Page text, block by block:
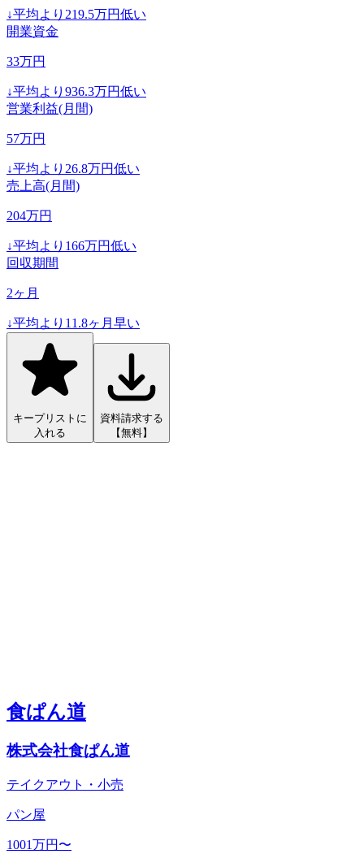
↓平均より 219.5万円低い
開業資金
33万円
↓平均より 936.3万円低い
営業利益(月間)
57万円
↓平均より 26.8万円低い
売上高(月間)
204万円
↓平均より 166万円低い
回収期間
2ヶ月
↓平均より 11.8ヶ月早い
キープリストに
入れる
資料請求する
【無料】
食ぱん道
株式会社食ぱん道
テイクアウト・小売
パン屋
1001万円〜